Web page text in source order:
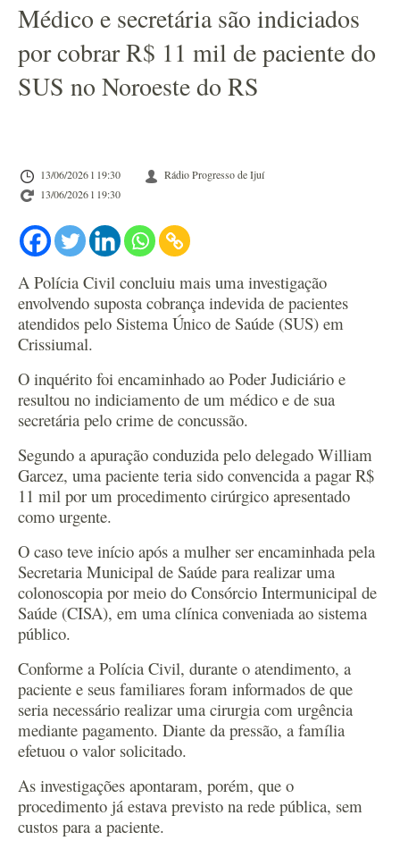
Médico e secretária são indiciados
por cobrar R$ 11 mil de paciente do
SUS no Noroeste do RS
13/06/2026 l 19:30
Rádio Progresso de Ijuí
13/06/2026 l 19:30
A Polícia Civil concluiu mais uma investigação
envolvendo suposta cobrança indevida de pacientes
atendidos pelo Sistema Único de Saúde (SUS) em
Crissiumal.
O inquérito foi encaminhado ao Poder Judiciário e
resultou no indiciamento de um médico e de sua
secretária pelo crime de concussão.
Segundo a apuração conduzida pelo delegado William
Garcez, uma paciente teria sido convencida a pagar R$
11 mil por um procedimento cirúrgico apresentado
como urgente.
O caso teve início após a mulher ser encaminhada pela
Secretaria Municipal de Saúde para realizar uma
colonoscopia por meio do Consórcio Intermunicipal de
Saúde (CISA), em uma clínica conveniada ao sistema
público.
Conforme a Polícia Civil, durante o atendimento, a
paciente e seus familiares foram informados de que
seria necessário realizar uma cirurgia com urgência
mediante pagamento. Diante da pressão, a família
efetuou o valor solicitado.
As investigações apontaram, porém, que o
procedimento já estava previsto na rede pública, sem
custos para a paciente.